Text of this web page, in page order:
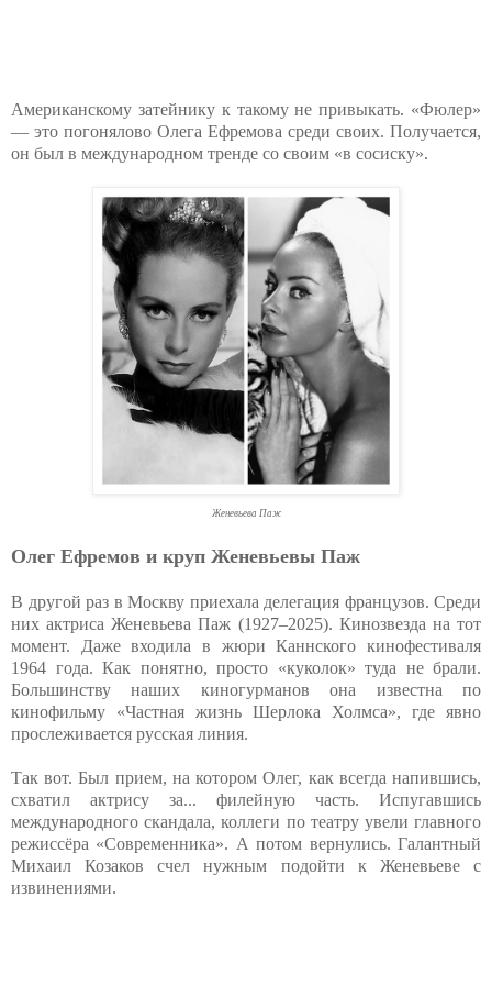
Американскому затейнику к такому не привыкать. «Фюлер»
— это погонялово Олега Ефремова среди своих. Получается,
он был в международном тренде со своим «в сосиску».
Женевьева Паж
Олег Ефремов и круп Женевьевы Паж
В другой раз в Москву приехала делегация французов. Среди
них актриса Женевьева Паж (1927–2025). Кинозвезда на тот
момент. Даже входила в жюри Каннского кинофестиваля
1964 года. Как понятно, просто «куколок» туда не брали.
Большинству наших киногурманов она известна по
кинофильму «Частная жизнь Шерлока Холмса», где явно
прослеживается русская линия.
Так вот. Был прием, на котором Олег, как всегда напившись,
схватил актрису за... филейную часть. Испугавшись
международного скандала, коллеги по театру увели главного
режиссёра «Современника». А потом вернулись. Галантный
Михаил Козаков счел нужным подойти к Женевьеве с
извинениями.